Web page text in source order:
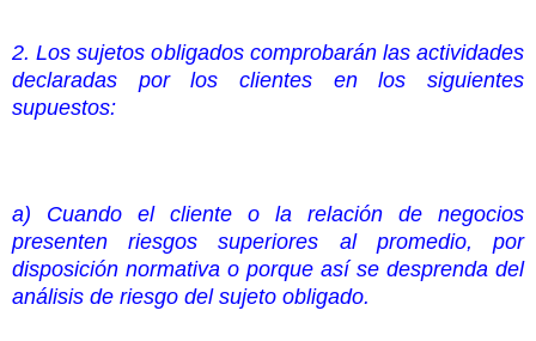
2. Los sujetos obligados comprobarán las actividades
declaradas por los clientes en los siguientes
supuestos:
a) Cuando el cliente o la relación de negocios
presenten riesgos superiores al promedio, por
disposición normativa o porque así se desprenda del
análisis de riesgo del sujeto obligado.